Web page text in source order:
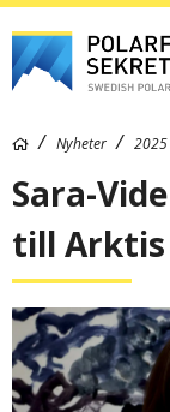
Nyheter 2025
Sara-
till Arktis